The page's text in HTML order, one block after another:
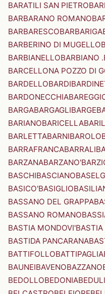
BARATILI SAN PIETRO
BARBARANO ROMANO
BARBARESCOBARBARIGA
BARBERINO DI MUGELLO
BARBIANELLOBARBIANO
BARCELLONA POZZO DI
BARDELLOBARDI
BARDONECCHIA
BARGABARGAGLIBARGE
BARIANOBARICELLA
BARLETTABARNIBAROLO
BARRAFRANCABARRALI
BARZANABARZANO'
BASCHIBASCIANO
BASICO'BASIGLIO
BASSANO DEL GRAPPA
BASSANO ROMANO
BASTIA MONDOVI'
BASTIDA PANCARANA
BATTIFOLLOBATTIPAGLIA
BAUNEIBAVENOBAZZANO
BEDOLLOBEDONIA